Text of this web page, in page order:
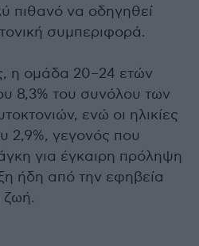
πιθανό να οδηγηθεί
συμπεριφορά.
η ομάδα 20–24 ετών
8,3% του συνόλου των
ενώ οι ηλικίες
2,9%, γεγονός που
για έγκαιρη πρόληψη
ήδη από την εφηβεία
ζωή.